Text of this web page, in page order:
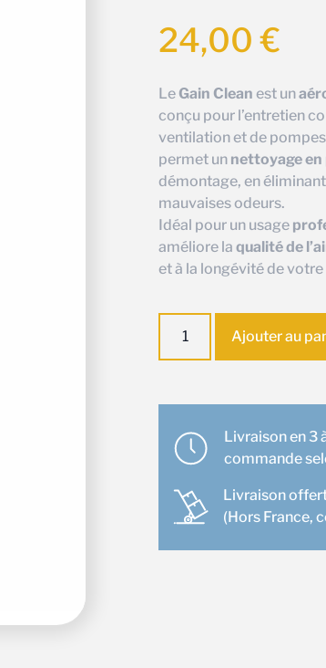
24,00€
Le Gain Clean est un
conçu pour l’entretien
ventilation et de
permet un nettoyage
démontage, en
mauvaises odeurs.
Idéal pour un usage
améliore la qualité de
et à la longévité de
Gain
–
Aérosol
percuteur
désinfectant
Ajouter au
Livraison en 3
commande
Livraison
(Hors France,